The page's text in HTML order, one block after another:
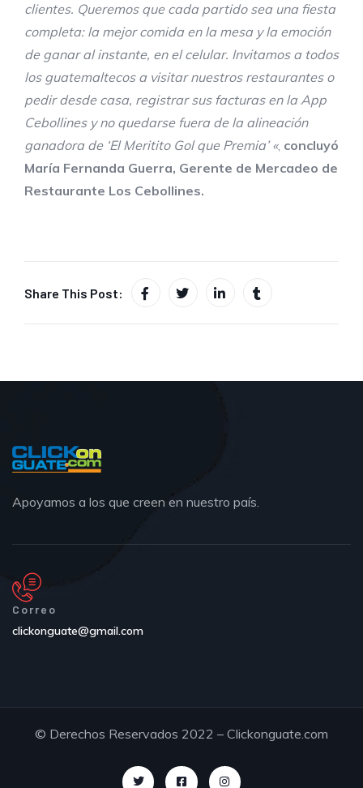
clientes. Queremos que cada partido sea una fiesta
completa: la mejor comida en la mesa y la emoción
de ganar al instante, en el celular. Invitamos a todos
los guatemaltecos a visitar nuestros restaurantes o
pedir desde casa, registrar sus facturas en la App
Cebollines y no quedarse fuera de la alineación
ganadora de ‘El Meritito Gol que Premia’ «, concluyó
María Fernanda Guerra, Gerente de Mercadeo de
Restaurante Los Cebollines.
Share This Post:
Apoyamos a los que creen en nuestro país.
Correo
clickonguate@gmail.com
© Derechos Reservados 2022 – Clickonguate.com